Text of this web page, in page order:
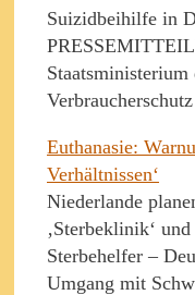
Suizidbeihilfe in
Euthanasie:
Verhältnissen‘
Niederlande
‚Sterbeklinik‘
Sterbehelfer –
Umgang mit